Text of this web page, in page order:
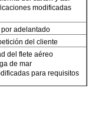
modificadas
por adelantado
del cliente
del flete aéreo
de mar
para requisitos